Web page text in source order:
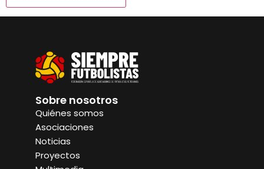
Sobre nosotros
Quiénes somos
Asociaciones
Noticias
Proyectos